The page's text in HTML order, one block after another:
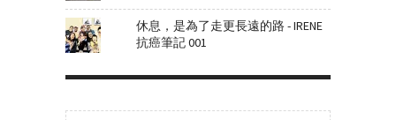
休息，是為了走更長遠的路 - IRENE
抗癌筆記 001